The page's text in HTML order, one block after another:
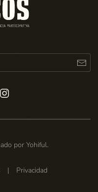
por Yohiful.
| Privacidad